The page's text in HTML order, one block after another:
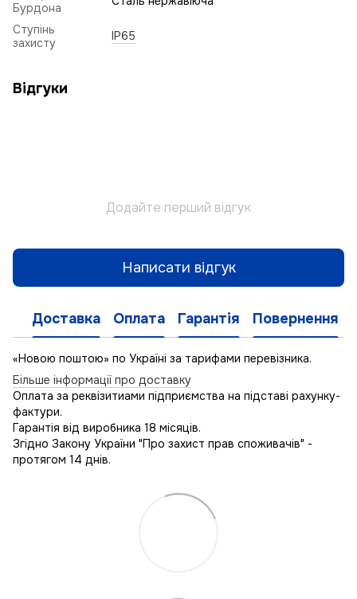
Бурдона
Ступінь
захисту
IP65
Відгуки
Додайте перший відгук
Написати відгук
Доставка Оплата Гарантія Повернення
«Новою поштою» по Україні за тарифами перевізника.
Більше інформації про доставку
Оплата за реквізитиами підприємства на підставі рахунку-
фактури.
Гарантія від виробника 18 місяців.
Згідно Закону України "Про захист прав споживачів" -
протягом 14 днів.